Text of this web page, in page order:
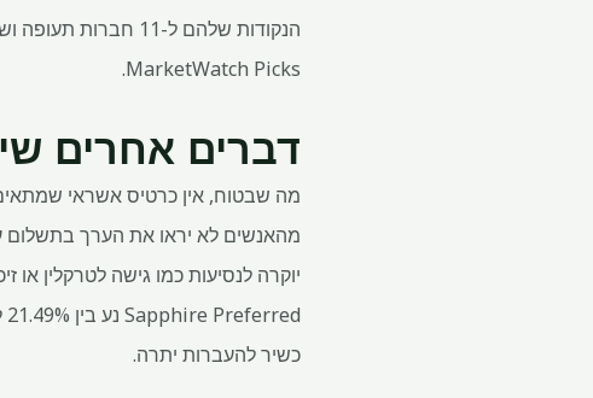
MarketWatch Picks.
דברים אחרים
מהאנשים לא יראו את הערך בתשלום
כשיר להעברות יתרה.